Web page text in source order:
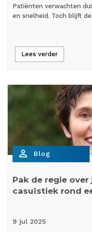
Patiënten verwachten
en snelheid. Toch blijft
Lees verder
person_outline Blog
Pak de regie
casuïstiek rond
9 jul 2025